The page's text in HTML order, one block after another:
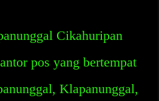
Cikahuripan
pos yang bertempat
Klapanunggal,